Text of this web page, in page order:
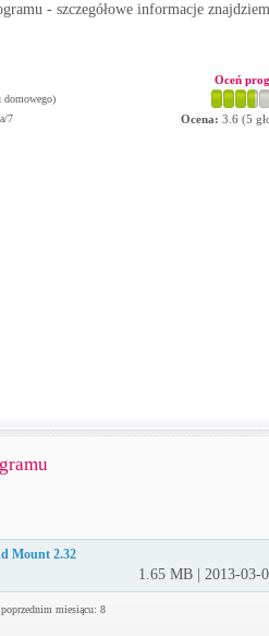
- szczegółowe informacje
domowego)
7
Oceń
Ocena: 3.6 (5
Mount 2.32
1.65 MB | 2013-03-
miesiącu: 8